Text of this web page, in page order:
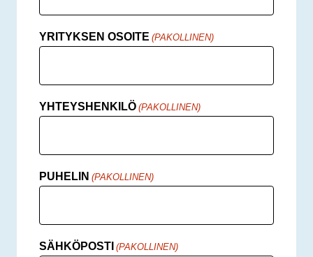
YRITYKSEN OSOITE (PAKOLLINEN)
YHTEYSHENKILÖ (PAKOLLINEN)
PUHELIN (PAKOLLINEN)
SÄHKÖPOSTI (PAKOLLINEN)